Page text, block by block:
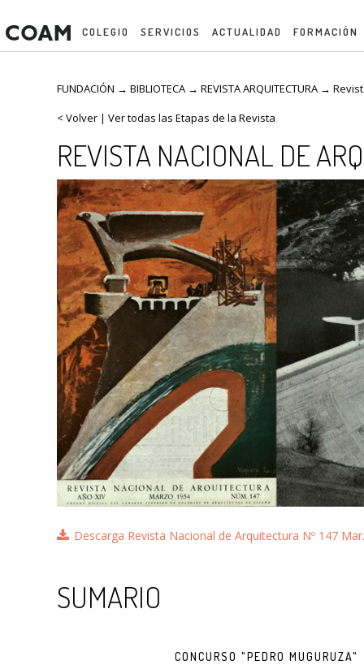
COLEGIO SERVICIOS ACTUALIDAD FORMACIÓN
FUNDACIÓN → BIBLIOTECA → REVISTA ARQUITECTURA →
< Volver | Ver todas las Etapas de la Revista
REVISTA NACIONAL DE
Descarga Revista Nacional de Arquitectura Nº 147
SUMARIO
CONCURSO "PEDRO MUGURUZA"